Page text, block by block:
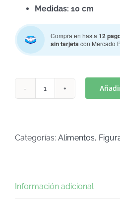
Medidas: 10 cm
Compra en hasta12
sin tarjetacon Mercado
(Art
Categorías: Alimentos,
Información adicional